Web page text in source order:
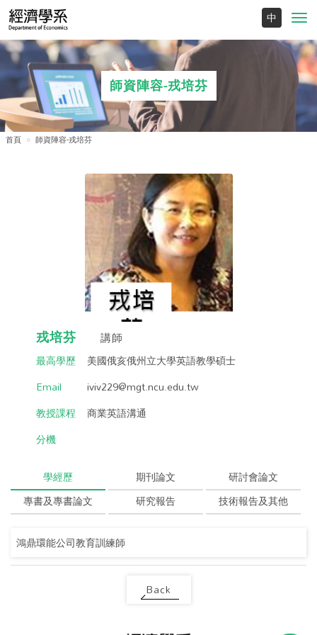
師資陣容-戎培芬
首頁 師資陣容-戎培芬
戎培芬 講師
最高學歷
美國俄亥俄州立大學英語教學碩士
Email
iviv229@mgt.ncu.edu.tw
教授課程 商業英語溝通
分機
學經歷
期刊論文
研討會論文
專書及專書論文
研究報告 技術報告及其他
鴻鼎環能公司教育訓練師
Back